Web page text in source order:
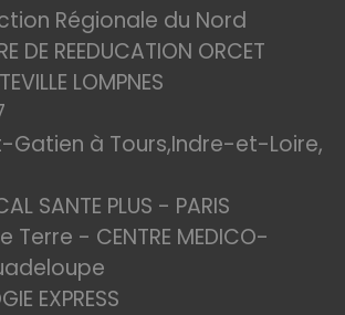
Régionale du Nord
DE REEDUCATION ORCET
LOMPNES
Gatien à Tours,Indre-et-Loire,
SANTE PLUS - PARIS
Terre - CENTRE MEDICO-
EXPRESS